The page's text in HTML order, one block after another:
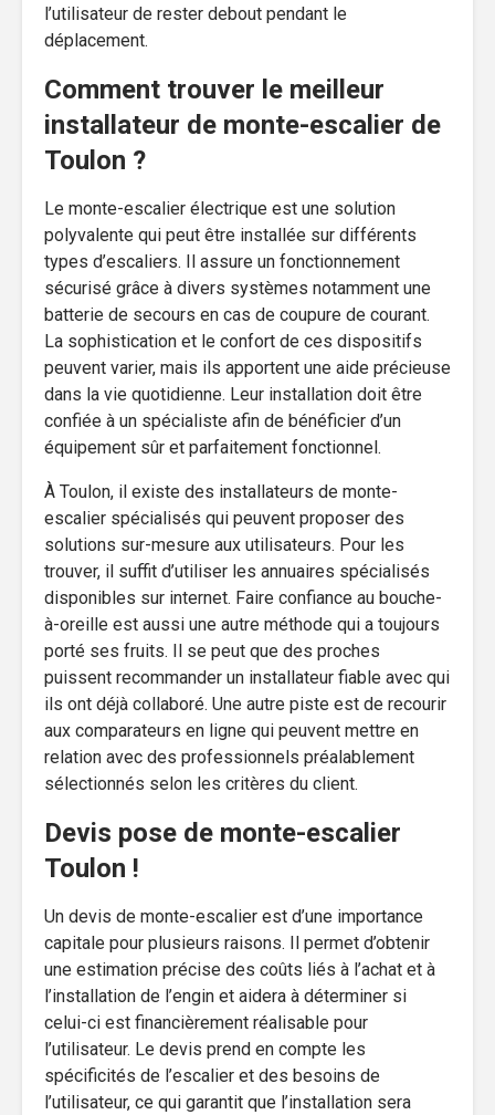
l’utilisateur de rester debout pendant le
déplacement.
Comment trouver le meilleur
installateur de monte-escalier de
Toulon ?
Le monte-escalier électrique est une solution
polyvalente qui peut être installée sur différents
types d’escaliers. Il assure un fonctionnement
sécurisé grâce à divers systèmes notamment une
batterie de secours en cas de coupure de courant.
La sophistication et le confort de ces dispositifs
peuvent varier, mais ils apportent une aide précieuse
dans la vie quotidienne. Leur installation doit être
confiée à un spécialiste afin de bénéficier d’un
équipement sûr et parfaitement fonctionnel.
À Toulon, il existe des installateurs de monte-
escalier spécialisés qui peuvent proposer des
solutions sur-mesure aux utilisateurs. Pour les
trouver, il suffit d’utiliser les annuaires spécialisés
disponibles sur internet. Faire confiance au bouche-
à-oreille est aussi une autre méthode qui a toujours
porté ses fruits. Il se peut que des proches
puissent recommander un installateur fiable avec qui
ils ont déjà collaboré. Une autre piste est de recourir
aux comparateurs en ligne qui peuvent mettre en
relation avec des professionnels préalablement
sélectionnés selon les critères du client.
Devis pose de monte-escalier
Toulon !
Un devis de monte-escalier est d’une importance
capitale pour plusieurs raisons. Il permet d’obtenir
une estimation précise des coûts liés à l’achat et à
l’installation de l’engin et aidera à déterminer si
celui-ci est financièrement réalisable pour
l’utilisateur. Le devis prend en compte les
spécificités de l’escalier et des besoins de
l’utilisateur, ce qui garantit que l’installation sera